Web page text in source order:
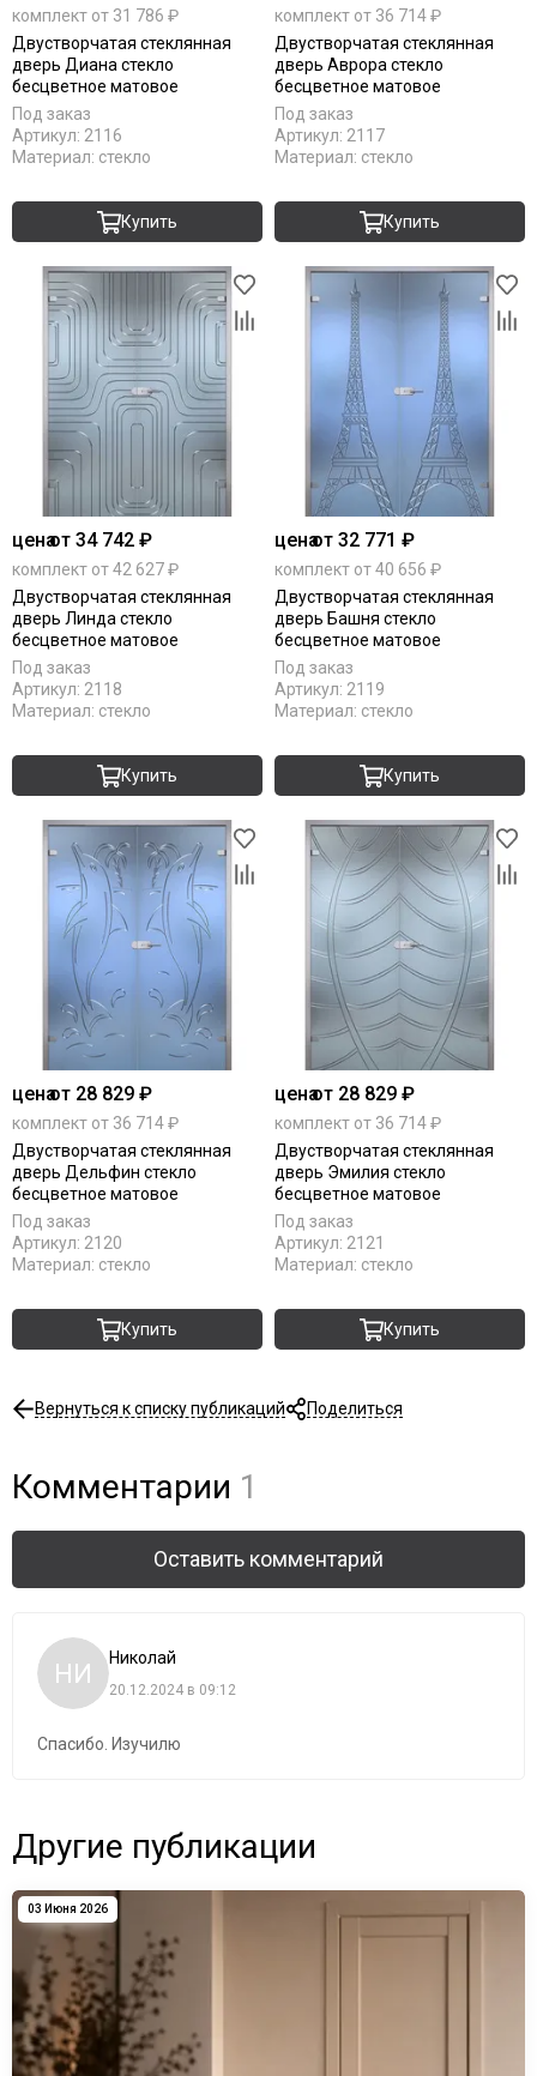
комплект от 31 786 ₽
Двустворчатая стеклянная
дверь Диана стекло
бесцветное матовое
Под заказ
Артикул: 2116
Материал: стекло
Купить
комплект от 36 714 ₽
Двустворчатая стеклянная
дверь Аврора стекло
бесцветное матовое
Под заказ
Артикул: 2117
Материал: стекло
Купить
ценаот 34 742 ₽
комплект от 42 627 ₽
Двустворчатая стеклянная
дверь Линда стекло
бесцветное матовое
Под заказ
Артикул: 2118
Материал: стекло
Купить
ценаот 32 771 ₽
комплект от 40 656 ₽
Двустворчатая стеклянная
дверь Башня стекло
бесцветное матовое
Под заказ
Артикул: 2119
Материал: стекло
Купить
ценаот 28 829 ₽
комплект от 36 714 ₽
Двустворчатая стеклянная
дверь Дельфин стекло
бесцветное матовое
Под заказ
Артикул: 2120
Материал: стекло
Купить
ценаот 28 829 ₽
комплект от 36 714 ₽
Двустворчатая стеклянная
дверь Эмилия стекло
бесцветное матовое
Под заказ
Артикул: 2121
Материал: стекло
Купить
Вернуться к списку публикаций Поделиться
Комментарии 1
НИ Николай
20.12.2024 в 09:12
Спасибо. Изучилю
Оставить комментарий
Другие публикации
03 Июня 2026